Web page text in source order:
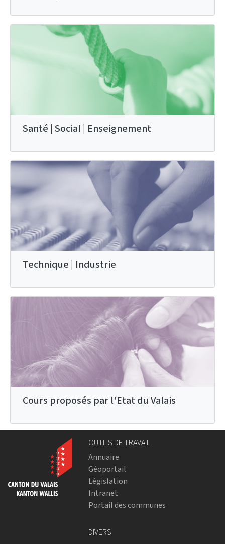
Santé | Social | Enseignement
Technique | Industrie
Cours proposés par l'Etat du Valais
OUTILS DE TRAVAIL
Annuaire
Géoportail
Législation
Intranet
Portail des communes
DIVERS